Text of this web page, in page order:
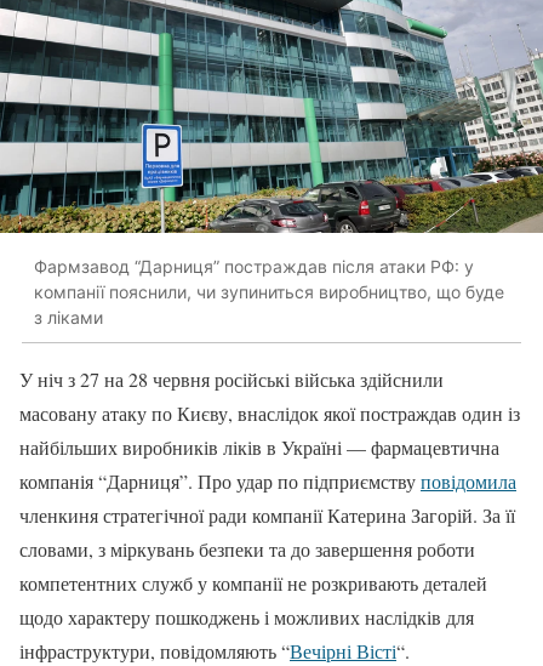
Фармзавод “Дарниця” постраждав після атаки РФ: у
компанії пояснили, чи зупиниться виробництво, що буде
з ліками
У ніч з 27 на 28 червня російські війська здійснили
масовану атаку по Києву, внаслідок якої постраждав один із
найбільших виробників ліків в Україні — фармацевтична
компанія “Дарниця”. Про удар по підприємствуповідомила
членкиня стратегічної ради компанії Катерина Загорій. За її
словами, з міркувань безпеки та до завершення роботи
компетентних служб у компанії не розкривають деталей
щодо характеру пошкоджень і можливих наслідків для
інфраструктури, повідомляють “Вечірні Вісті“.